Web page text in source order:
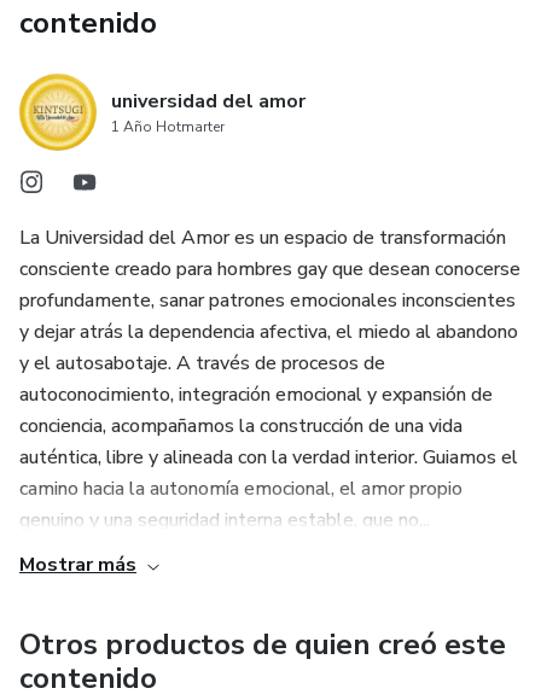
consciente.
Romper ciclos de autosabotaje en el amor y las relaciones.
Construir una nueva narrativa interna más segura,
compasiva y libre.
Elegir desde la conciencia y no desde el miedo.
Este ebook está especialmente pensado para hombres
gay que crecieron sintiendo que debían esconder partes de
sí mismos para ser aceptados, que aprendieron a amar
desde la herida y hoy desean vincularse desde el amor
propio, la dignidad emocional y la autenticidad.
y ejercicios que te devuelven el poder de elegir.
Un regreso a ti.
contenido
universidad del amor
1 Año Hotmarter
La Universidad del Amor es un espacio de transformación
consciente creado para hombres gay que desean conocerse
profundamente, sanar patrones emocionales inconscientes
y dejar atrás la dependencia afectiva, el miedo al abandono
y el autosabotaje. A través de procesos de
autoconocimiento, integración emocional y expansión de
conciencia, acompañamos la construcción de una vida
auténtica, libre y alineada con la verdad interior. Guiamos el
camino hacia la autonomía emocional, el amor propio
genuino y una seguridad interna estable, que no...
Mostrar más
Otros productos de quien creó este
contenido